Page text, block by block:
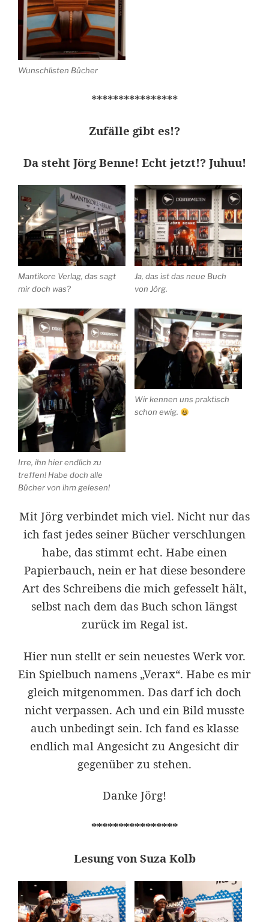
Wunschlisten Bücher
****************
Zufälle gibt es!?
Da steht Jörg Benne! Echt jetzt!? Juhuu!
Mantikore Verlag, das sagt
mir doch was?
Ja, das ist das neue Buch
von Jörg.
Irre, ihn hier endlich zu
treffen! Habe doch alle
Bücher von ihm gelesen!
Wir kennen uns praktisch
schon ewig.
Mit Jörg verbindet mich viel. Nicht nur das
ich fast jedes seiner Bücher verschlungen
habe, das stimmt echt. Habe einen
Papierbauch, nein er hat diese besondere
Art des Schreibens die mich gefesselt hält,
selbst nach dem das Buch schon längst
zurück im Regal ist.
Hier nun stellt er sein neuestes Werk vor.
Ein Spielbuch namens „Verax“. Habe es mir
gleich mitgenommen. Das darf ich doch
nicht verpassen. Ach und ein Bild musste
auch unbedingt sein. Ich fand es klasse
endlich mal Angesicht zu Angesicht dir
gegenüber zu stehen.
Danke Jörg!
****************
Lesung von Suza Kolb